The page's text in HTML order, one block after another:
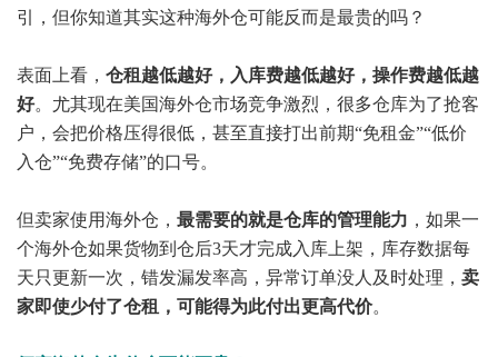
引，但你知道其实这种海外仓可能反而是最贵的吗？
表面上看， 仓租越低越好，入库费越低越好，操作费越低越
好。尤其现在美国海外仓市场竞争激烈，很多仓库为了抢客
户，会把价格压得很低，甚至直接打出前期“免租金”“低价
入仓”“免费存储”的口号。
但卖家使用海外仓， 最需要的就是仓库的管理能力 ，如果一
个海外仓如果货物到仓后3天才完成入库上架，库存数据每
天只更新一次，错发漏发率高，异常订单没人及时处理， 卖
家即使少付了仓租，可能得为此付出更高代价。